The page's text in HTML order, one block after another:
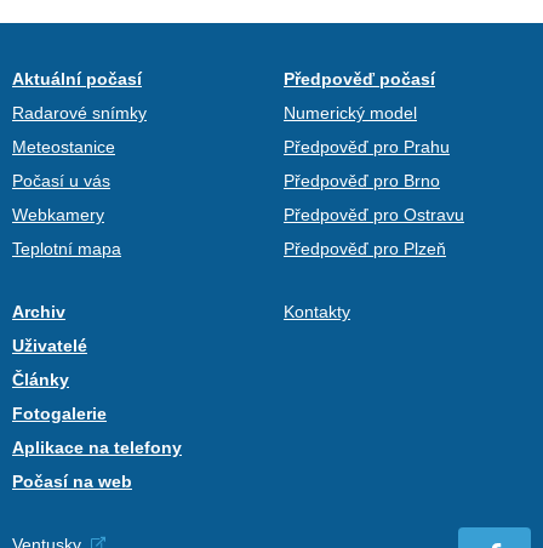
Aktuální počasí
Radarové snímky
Meteostanice
Počasí u vás
Webkamery
Teplotní mapa
Předpověď počasí
Numerický model
Předpověď pro Prahu
Předpověď pro Brno
Předpověď pro Ostravu
Předpověď pro Plzeň
Archiv
Uživatelé
Články
Fotogalerie
Aplikace na telefony
Počasí na web
Kontakty
Ventusky